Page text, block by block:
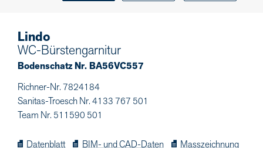
Lindo
WC-Bürstengarnitur
Bodenschatz Nr. BA56VC557
Richner-Nr. 7824184
Sanitas-Troesch Nr. 4133 767 501
Team Nr. 511590 501
Datenblatt BIM- und CAD-Daten
Masszeichnung